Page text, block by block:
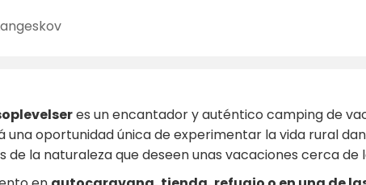
es un encantador y auténtico camping de
una oportunidad única de experimentar la vida rural
de la naturaleza que deseen unas vacaciones cerca de